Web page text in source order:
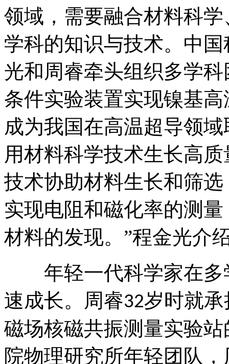
领域，需要融合材料科
学科的知识与技术。中
光和周睿牵头组织多学
条件实验装置实现镍基
成为我国在高温超导领
用材料科学技术生长高
技术协助材料生长和筛
实现电阻和磁化率的测
材料的发现。”程金光介
年轻一代科学家在
速成长。周睿32岁时就
磁场核磁共振测量实验
院物理研究所年轻团队，